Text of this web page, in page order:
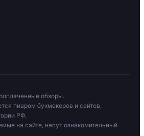
обзоры.
пиаром букмекеров и сайтов,
РФ.
на сайте, несут ознакомительный